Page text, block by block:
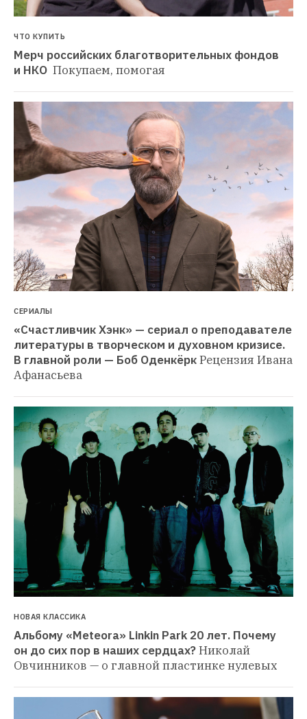
ЧТО КУПИТЬ
Мерч российских благотворительных фондов
и НКО Покупаем, помогая
СЕРИАЛЫ
«Счастливчик Хэнк» — сериал о преподавателе
литературы в творческом и духовном кризисе.
В главной роли — Боб ОденкёркРецензия Ивана
Афанасьева
НОВАЯ КЛАССИКА
Альбому «Meteora» Linkin Park 20 лет. Почему
он до сих пор в наших сердцах?Николай
Овчинников — о главной пластинке нулевых